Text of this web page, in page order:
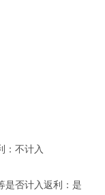
：不计入
是否计入返利：是